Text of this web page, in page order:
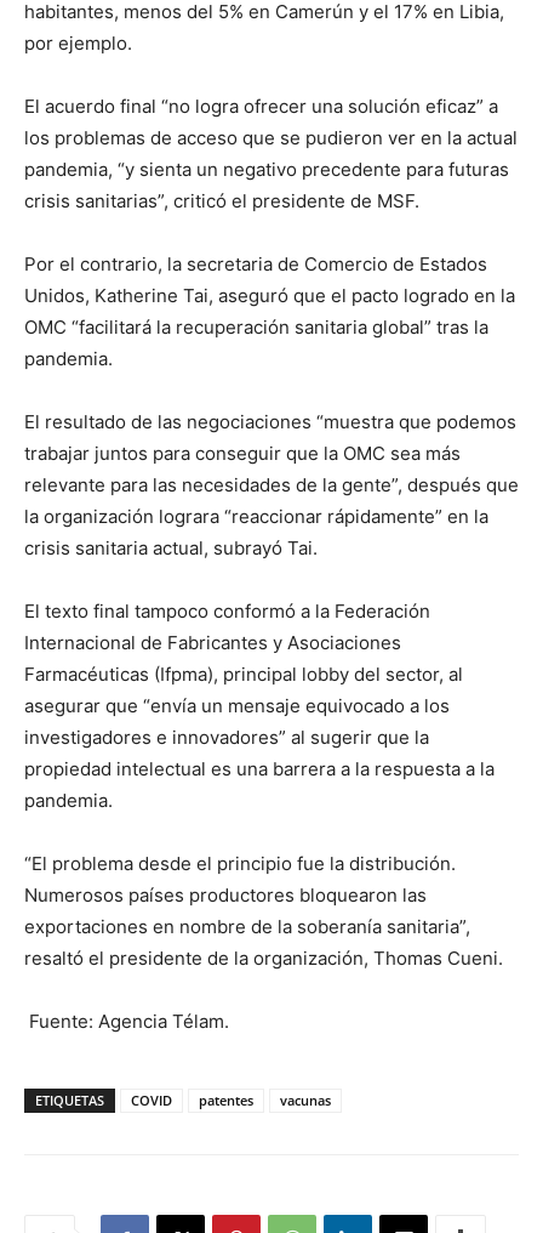
habitantes, menos del 5% en Camerún y el 17% en Libia,
por ejemplo.
El acuerdo final “no logra ofrecer una solución eficaz” a
los problemas de acceso que se pudieron ver en la actual
pandemia, “y sienta un negativo precedente para futuras
crisis sanitarias”, criticó el presidente de MSF.
Por el contrario, la secretaria de Comercio de Estados
Unidos, Katherine Tai, aseguró que el pacto logrado en la
OMC “facilitará la recuperación sanitaria global” tras la
pandemia.
El resultado de las negociaciones “muestra que podemos
trabajar juntos para conseguir que la OMC sea más
relevante para las necesidades de la gente”, después que
la organización lograra “reaccionar rápidamente” en la
crisis sanitaria actual, subrayó Tai.
El texto final tampoco conformó a la Federación
Internacional de Fabricantes y Asociaciones
Farmacéuticas (Ifpma), principal lobby del sector, al
asegurar que “envía un mensaje equivocado a los
investigadores e innovadores” al sugerir que la
propiedad intelectual es una barrera a la respuesta a la
pandemia.
“El problema desde el principio fue la distribución.
Numerosos países productores bloquearon las
exportaciones en nombre de la soberanía sanitaria”,
resaltó el presidente de la organización, Thomas Cueni.
Fuente: Agencia Télam.
ETIQUETAS COVID patentes vacunas